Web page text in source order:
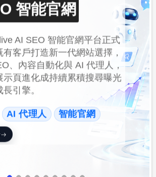
智能官網
AI SEO 智能官網平台正式
有客戶打造新一代網站選擇，
、內容自動化與 AI 代理人，
示頁進化成持續累積搜尋曝光
引擎。
AI 代理人 智能官網